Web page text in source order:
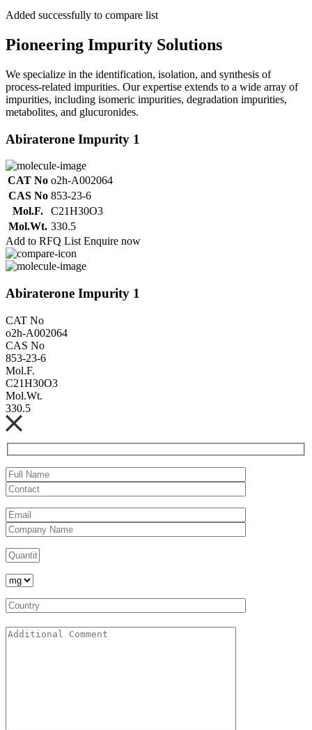
Added successfully to compare list
Pioneering Impurity Solutions
We specialize in the identification, isolation, and synthesis of
process-related impurities. Our expertise extends to a wide array of
impurities, including isomeric impurities, degradation impurities,
metabolites, and glucuronides.
Abiraterone Impurity 1
CAT No o2h-A002064
CAS No 853-23-6
Mol.F.
C21H30O3
Mol.Wt. 330.5
Add to RFQ List Enquire now
Abiraterone Impurity 1
CAT No
o2h-A002064
CAS No
853-23-6
Mol.F.
C21H30O3
Mol.Wt.
330.5